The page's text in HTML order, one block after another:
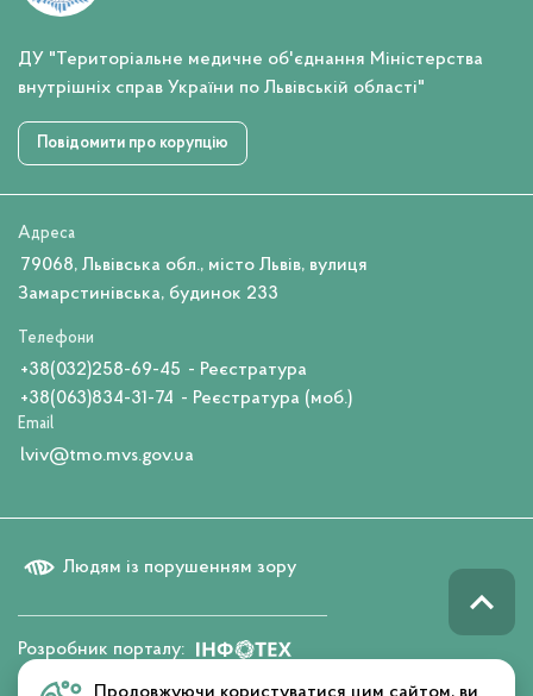
ДУ "Територіальне медичне об'єднання Міністерства
внутрішніх справ України по Львівській області"
Повідомити про корупцію
Адреса
79068, Львівська обл., місто Львів, вулиця
Замарстинівська, будинок 233
Телефони
+38(032)258-69-45 - Реєстратура
+38(063)834-31-74 - Реєстратура (моб.)
Email
lviv@tmo.mvs.gov.ua
Людям із порушенням зору
Розробник порталу: